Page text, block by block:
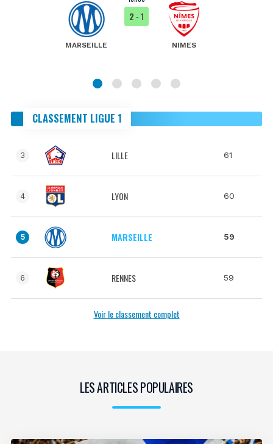
MARSEILLE
2 - 1
NIMES
CLASSEMENT LIGUE 1
3 LILLE 61
4 LYON 60
5 MARSEILLE 59
6 RENNES 59
Voir le classement complet
LES ARTICLES POPULAIRES